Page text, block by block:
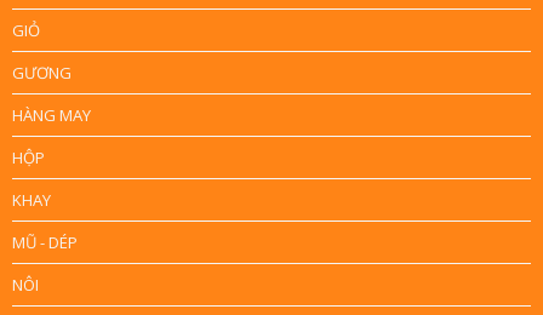
GIỎ
GƯƠNG
HÀNG MAY
HỘP
KHAY
MŨ - DÉP
NÔI